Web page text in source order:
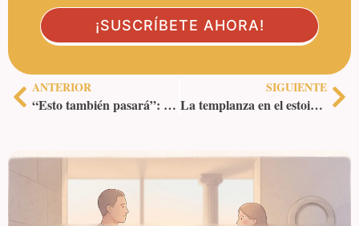
ANTERIOR
“Esto también pasará”: reflexiones sobre la impermanencia
SIGUIENTE
La templanza en el estoicismo: un equilibrio esencial para la vida